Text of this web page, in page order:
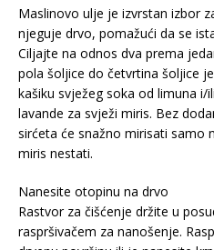
Maslinovo ulje je izvrstan izbor
njeguje drvo, pomažući da se
Ciljajte na odnos dva prema
pola šoljice do četvrtina šoljice
kašiku svježeg soka od limuna i/
lavande za svježi miris. Bez
sirćeta će snažno mirisati samo
miris nestati.
Nanesite otopinu na drvo
Rastvor za čišćenje držite u
raspršivačem za nanošenje.